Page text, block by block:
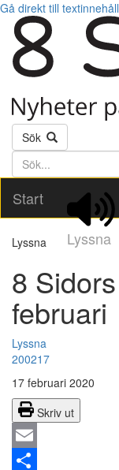
Gå direkt till textinnehåll
Sök
Söktext
Start
Lyssna
Lyssna
8
februari
Lyssna
200217
17 februari 2020
Skriv ut
Email